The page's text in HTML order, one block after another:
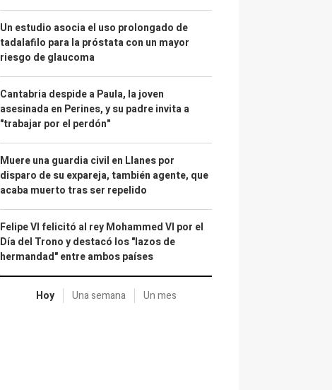
Un estudio asocia el uso prolongado de
tadalafilo para la próstata con un mayor
riesgo de glaucoma
Cantabria despide a Paula, la joven
asesinada en Perines, y su padre invita a
"trabajar por el perdón"
Muere una guardia civil en Llanes por
disparo de su expareja, también agente, que
acaba muerto tras ser repelido
Felipe VI felicitó al rey Mohammed VI por el
Día del Trono y destacó los "lazos de
hermandad" entre ambos países
Hoy Una semana Un mes